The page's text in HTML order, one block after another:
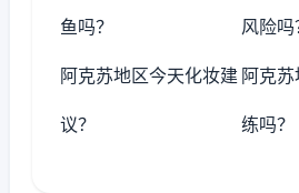
鱼吗？ 风险吗
阿克苏地区今天化妆建
议？
阿克
练吗？